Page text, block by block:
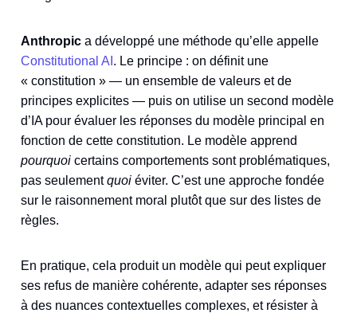
Anthropic a développé une méthode qu’elle appelle
Constitutional AI . Le principe : on définit une
« constitution » — un ensemble de valeurs et de
principes explicites — puis on utilise un second modèle
d’IA pour évaluer les réponses du modèle principal en
fonction de cette constitution. Le modèle apprend
pourquoi certains comportements sont problématiques,
pas seulementquoi éviter. C’est une approche fondée
sur le raisonnement moral plutôt que sur des listes de
règles.
En pratique, cela produit un modèle qui peut expliquer
ses refus de manière cohérente, adapter ses réponses
à des nuances contextuelles complexes, et résister à